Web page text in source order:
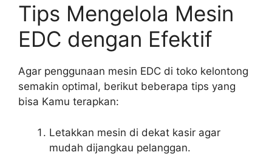
Tips Mengelola Mesin
EDC dengan Efektif
Agar penggunaan mesin EDC di toko kelontong
semakin optimal, berikut beberapa tips yang
bisa Kamu terapkan:
Letakkan mesin di dekat kasir agar
mudah dijangkau pelanggan.